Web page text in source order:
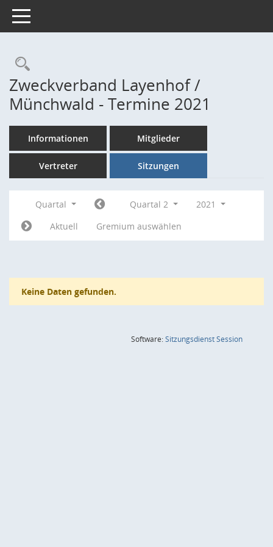
Toggle navigation
Rechercheauswahl
Zweckverband Layenhof /
Münchwald - Termine 2021
Informationen Mitglieder
Vertreter Sitzungen
Quartal Quartal 2
2021
Aktuell
Gremium auswählen
Keine Daten gefunden.
Software:SitzungsdienstSession(Wird in